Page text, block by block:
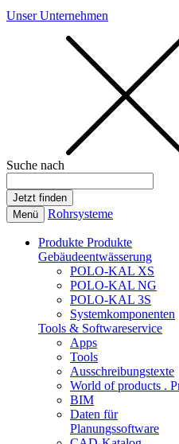
Unser Unternehmen
Suche nach
Menü Rohrsysteme
Produkte Produkte
Gebäudeentwässerung
POLO-KAL XS
POLO-KAL NG
POLO-KAL 3S
Systemkomponenten
Tools & Softwareservice
Apps
Tools
Ausschreibungstexte
World of products .
BIM
Daten für
Planungssoftware